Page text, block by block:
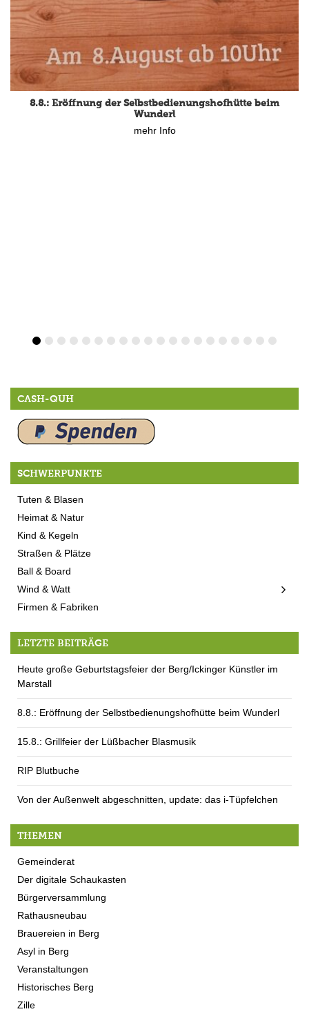
8.8.: Eröffnung der Selbstbedienungshofhütte beim
Wunderl
mehr Info
15.8.: Grillfeier der Lüßbacher Blasmusik
mehr Info
CASH-QUH
SCHWERPUNKTE
Tuten & Blasen
Heimat & Natur
Kind & Kegeln
Straßen & Plätze
Ball & Board
Wind & Watt
Firmen & Fabriken
LETZTE BEITRÄGE
Heute große Geburtstagsfeier der Berg/Ickinger Künstler im
Marstall
8.8.: Eröffnung der Selbstbedienungshofhütte beim Wunderl
15.8.: Grillfeier der Lüßbacher Blasmusik
RIP Blutbuche
Von der Außenwelt abgeschnitten, update: das i-Tüpfelchen
THEMEN
Gemeinderat
Der digitale Schaukasten
Bürgerversammlung
Rathausneubau
Brauereien in Berg
Asyl in Berg
Veranstaltungen
Historisches Berg
Zille